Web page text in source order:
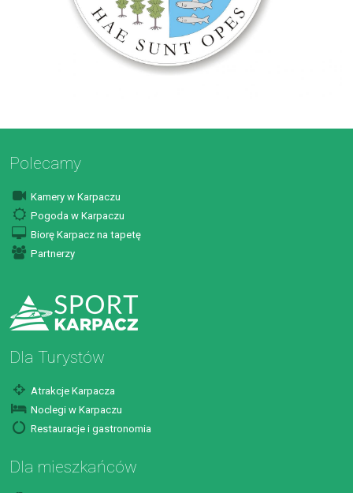
Polecamy
Kamery w Karpaczu
Pogoda w Karpaczu
Biorę Karpacz na tapetę
Partnerzy
Dla Turystów
Atrakcje Karpacza
Noclegi w Karpaczu
Restauracje i gastronomia
Dla mieszkańców